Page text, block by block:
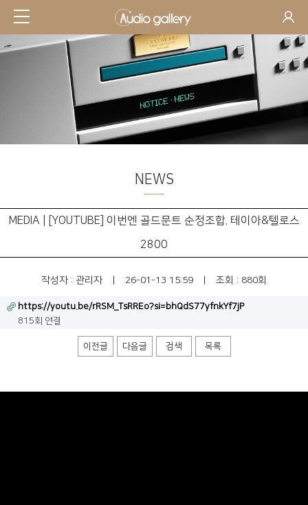
NEWS
MEDIA | [YOUTUBE] 이번엔 골드문트 순정조합. 테이아&텔로스
2800
작성자 : 관리자 26-01-13 15:59 조회 : 880회
https://youtu.be/rRSM_TsRREo?si=bhQdS77yfnkYf7jP
815회 연결
이전글 다음글 검색 목록